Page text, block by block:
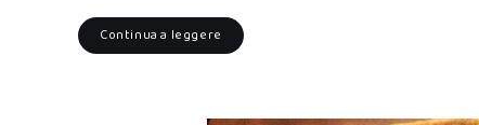
Continua a leggere